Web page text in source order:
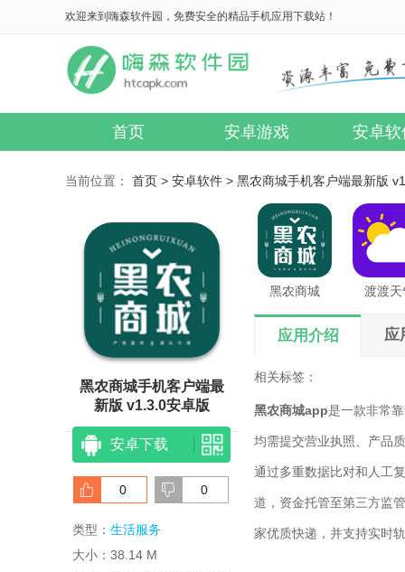
欢迎来到嗨森软件园，免费安全的精品手机应用下载站！
首页 安卓游戏 安卓软
当前位置： 首页 > 安卓软件 > 黑农商城手机客户端最新版
黑农商城手机客户端最
新版 v1.3.0安卓版
安卓下载
0 0
类型： 生活服务
大小：38.14 M
黑农商城 渡渡天
应用介绍 应
相关标签：
黑农商城app是一款非常
均需提交营业执照、产品
通过多重数据比对和人工
道，资金托管至第三方监
家优质快递，并支持实时